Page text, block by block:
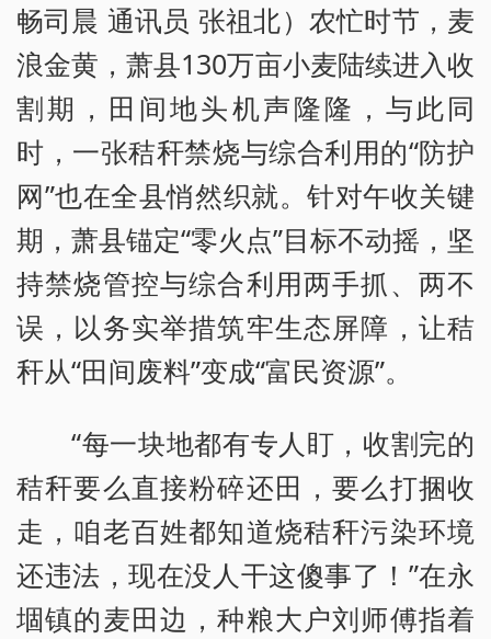
畅司晨 通讯员 张祖北）农忙时节，麦
浪金黄，萧县130万亩小麦陆续进入收
割期，田间地头机声隆隆，与此同
时，一张秸秆禁烧与综合利用的“防护
网”也在全县悄然织就。针对午收关键
期，萧县锚定“零火点”目标不动摇，坚
持禁烧管控与综合利用两手抓、两不
误，以务实举措筑牢生态屏障，让秸
秆从“田间废料”变成“富民资源”。
“每一块地都有专人盯，收割完的
秸秆要么直接粉碎还田，要么打捆收
走，咱老百姓都知道烧秸秆污染环境
还违法，现在没人干这傻事了！”在永
堌镇的麦田边，种粮大户刘师傅指着